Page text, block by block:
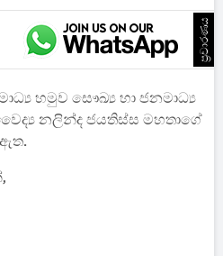
ප්‍රචාරණය
හමුව සෞඛ්‍ය හා ජනමාධ්‍ය
නලින්ද ජයතිස්ස මහතාගේ